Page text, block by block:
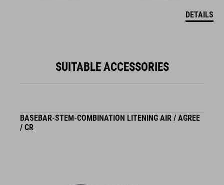
DETAILS
SUITABLE ACCESSORIES
BASEBAR-STEM-COMBINATION LITENING AIR / AGREE
/ CR